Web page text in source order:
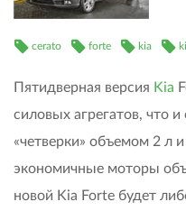
cerato forte kia
Пятидверная версия Kia
силовых агрегатов, что
«четверки» объемом 2 л
экономичные моторы
новой Kia Forte будет